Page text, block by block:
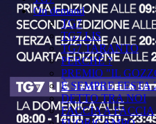
On demand
TG7
TG7 LIS
TG7 TARANTO
PERCHÉ ?
PREMIO "IL
È SEMPRE FESTA
DETTO TRA NOI
FACCIA A FACCIA